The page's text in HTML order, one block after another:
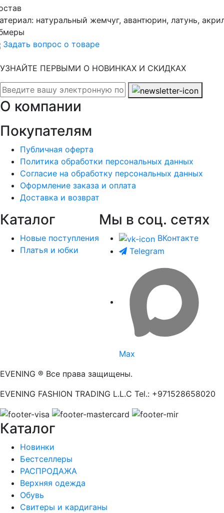
натуральный жемчуг, авантюрин, латунь,
Задать вопрос о товаре
УЗНАЙТЕ ПЕРВЫМИ О НОВИНКАХ И СКИДКАХ
О компании
Покупателям
Публичная оферта
Политика обработки персональных данных
Согласие на обработку персональных данных
Оформление заказа и оплата
Доставка и возврат
Каталог
Новые поступления
Платья и юбки
Мы в соц. сетях
ВКонтакте
Telegram
Max
EVENING ® Все права защищены.
EVENING FASHION TRADING L.L.C Tel.: +971528658020
Каталог
Новинки
Бестселлеры
РАСПРОДАЖА
Верхняя одежда
Обувь
Свитеры и кардиганы